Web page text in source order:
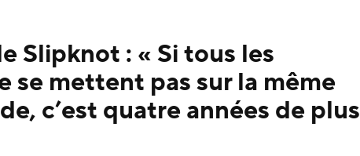
Slipknot : « Si tous les
se mettent pas sur la même
c’est quatre années de plus